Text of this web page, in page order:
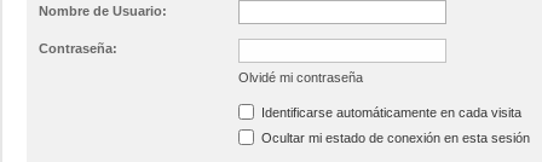
Nombre de Usuario:
Contraseña:
Olvidé mi contraseña
Identificarse automáticamente en cada visita
Ocultar mi estado de conexión en esta sesión